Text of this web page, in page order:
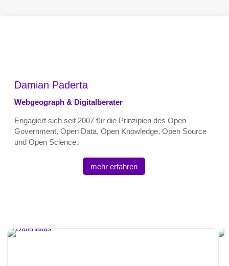
Damian Paderta
Webgeograph & Digitalberater
Engagiert sich seit 2007 für die Prinzipien des Open
Government, Open Data, Open Knowledge, Open Source
und Open Science.
mehr erfahren